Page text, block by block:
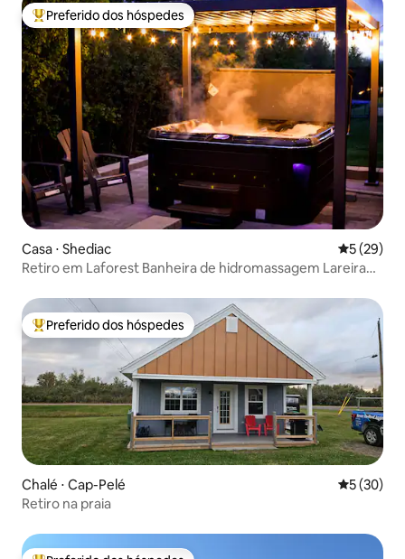
Entre os melhores preferidos dos hóspedes
Preferido dos hóspedes
Casa ⋅ Shediac 5 de uma
5 (29)
Retiro em Laforest Banheira de hidromassagem Lareira
Entre os melhores preferidos dos hóspedes
Preferido dos hóspedes
Chalé ⋅ Cap-Pelé 5 de uma
5 (30)
Retiro na praia